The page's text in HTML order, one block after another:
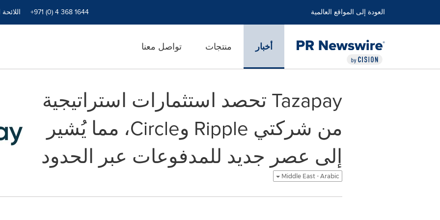
العودة إلى المواقع العالمية +971 (0) 4 368 1644
أخبار منتجات تواصل معنا
Tazapay تحصد استثمارات استراتيجية
من شركتي Ripple وCircle، مما يُشير
إلى عصر جديد للمدفوعات عبر الحدود
Middle East - Arabic